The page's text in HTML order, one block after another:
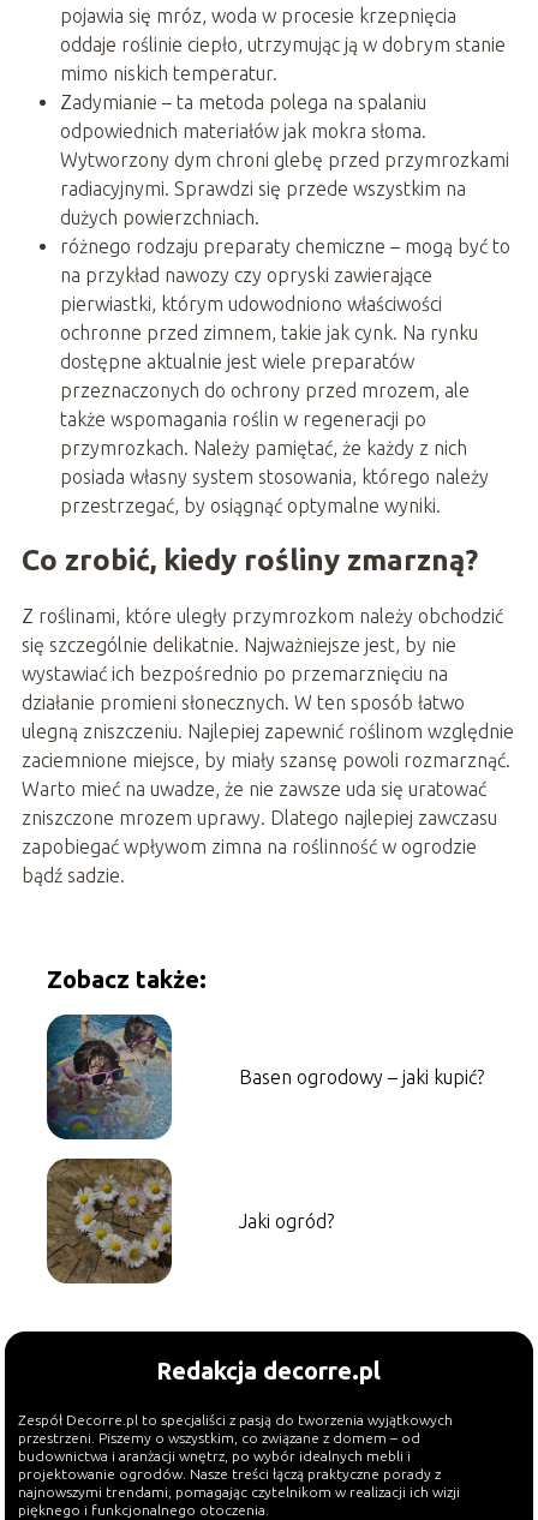
pojawia się mróz, woda w procesie krzepnięcia
oddaje roślinie ciepło, utrzymując ją w dobrym stanie
mimo niskich temperatur.
Zadymianie – ta metoda polega na spalaniu
odpowiednich materiałów jak mokra słoma.
Wytworzony dym chroni glebę przed przymrozkami
radiacyjnymi. Sprawdzi się przede wszystkim na
dużych powierzchniach.
różnego rodzaju preparaty chemiczne – mogą być to
na przykład nawozy czy opryski zawierające
pierwiastki, którym udowodniono właściwości
ochronne przed zimnem, takie jak cynk. Na rynku
dostępne aktualnie jest wiele preparatów
przeznaczonych do ochrony przed mrozem, ale
także wspomagania roślin w regeneracji po
przymrozkach. Należy pamiętać, że każdy z nich
posiada własny system stosowania, którego należy
przestrzegać, by osiągnąć optymalne wyniki.
Co zrobić, kiedy rośliny zmarzną?
Z roślinami, które uległy przymrozkom należy obchodzić
się szczególnie delikatnie. Najważniejsze jest, by nie
wystawiać ich bezpośrednio po przemarznięciu na
działanie promieni słonecznych. W ten sposób łatwo
ulegną zniszczeniu. Najlepiej zapewnić roślinom względnie
zaciemnione miejsce, by miały szansę powoli rozmarznąć.
Warto mieć na uwadze, że nie zawsze uda się uratować
zniszczone mrozem uprawy. Dlatego najlepiej zawczasu
zapobiegać wpływom zimna na roślinność w ogrodzie
bądź sadzie.
Zobacz także:
Basen ogrodowy – jaki kupić?
Jaki ogród?
Redakcja decorre.pl
Zespół Decorre.pl to specjaliści z pasją do tworzenia wyjątkowych
przestrzeni. Piszemy o wszystkim, co związane z domem – od
budownictwa i aranżacji wnętrz, po wybór idealnych mebli i
projektowanie ogrodów. Nasze treści łączą praktyczne porady z
najnowszymi trendami, pomagając czytelnikom w realizacji ich wizji
pięknego i funkcjonalnego otoczenia.